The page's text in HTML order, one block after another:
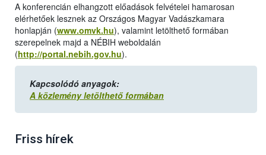
A konferencián elhangzott előadások felvételei hamarosan
elérhetőek lesznek az Országos Magyar Vadászkamara
honlapján (www.omvk.hu), valamint letölthető formában
szerepelnek majd a NÉBIH weboldalán
(http://portal.nebih.gov.hu).
Kapcsolódó anyagok:
A közlemény letölthető formában
Friss hírek